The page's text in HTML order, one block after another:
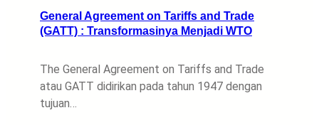
General Agreement on Tariffs and Trade
(GATT) : Transformasinya Menjadi WTO
The General Agreement on Tariffs and Trade
atau GATT didirikan pada tahun 1947 dengan
tujuan…